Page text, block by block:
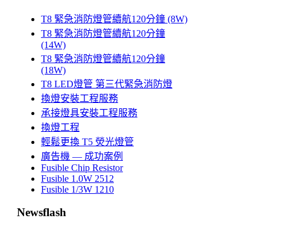
T8 緊急消防燈管續航120分鐘 (8W)
T8 緊急消防燈管續航120分鐘
(14W)
T8 緊急消防燈管續航120分鐘
(18W)
T8 LED燈管 第三代緊急消防燈
換燈安裝工程服務
承接燈具安裝工程服務
換燈工程
輕鬆更換 T5 熒光燈管
廣告機 — 成功案例
Fusible Chip Resistor
Fusible 1.0W 2512
Fusible 1/3W 1210
Newsflash